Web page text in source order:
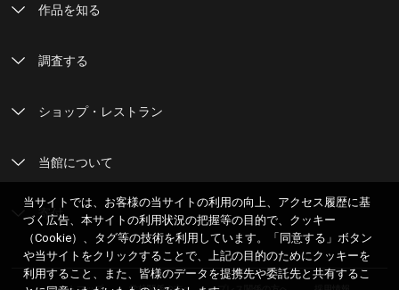
当サイトでは、お客様の当サイトの利用の向上、アクセス履歴に基
づく広告、本サイトの利用状況の把握等の目的で、クッキー
（Cookie）、タグ等の技術を利用しています。「同意する」ボタン
や当サイトをクリックすることで、上記の目的のためにクッキーを
利用すること、また、皆様のデータを提携先や委託先と共有するこ
作品を知る
調査する
ショップ・レストラン
当館について
寄付